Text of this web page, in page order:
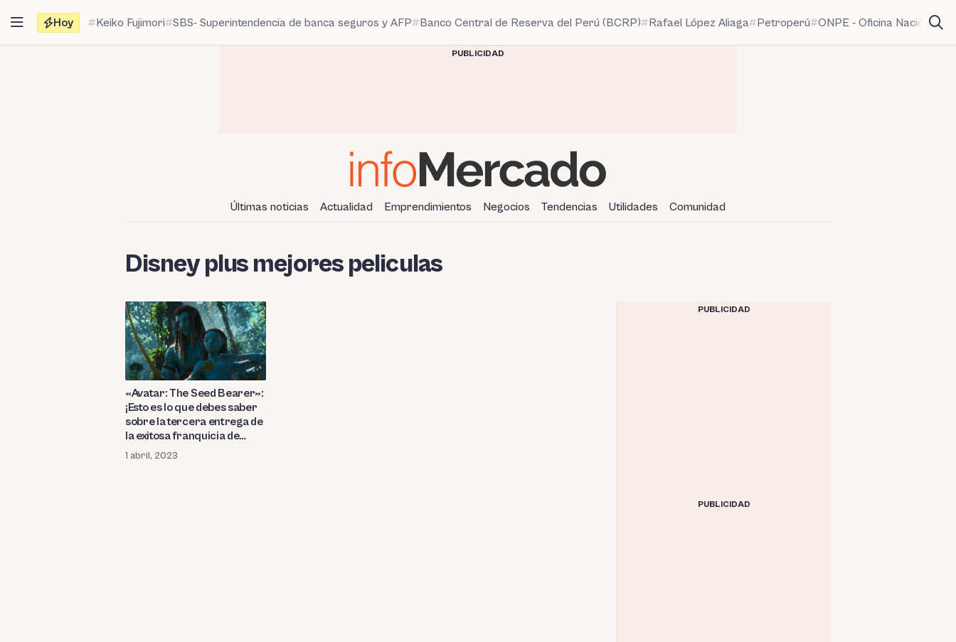
contenido
Hoy Keiko Fujimori SBS- Superintendencia de banca seguros y AFP Banco Central de Reserva del Perú (BCRP) Rafael López Aliaga Petroperú ONPE - Oficina Nacional
PUBLICIDAD
Últimas noticias Actualidad Emprendimientos Negocios Tendencias Utilidades Comunidad
Disney plus mejores peliculas
«Avatar: The Seed Bearer»:
¡Esto es lo que debes saber
sobre la tercera entrega de
la exitosa franquicia de
James Cameron! ¿Cuándo
se estrena «El camino del
1 abril, 2023
PUBLICIDAD
PUBLICIDAD